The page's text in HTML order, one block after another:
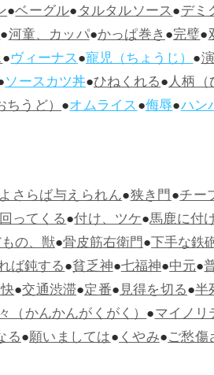
●ベーグル●タルタルソース●デミ
●河童、カッパ●かっぱ巻き●完璧●
●ヴィーナス●寵児（ちょうじ）●
ソースカツ丼●ひねくれる●人柄（
ちうど）●オムライス●侮辱●ハン
さらば与えられん●狭き門●チー
ってくる●付け、ツケ●馬鹿に付
の、獣●骨皮筋右衛門●下手な鉄
ば鈍する●貧乏神●七福神●中元●
●交通渋滞●定番●見得を切る●半
（かんかんがくがく）●マイノリ
る●願いましては●くやみ●ご愁傷